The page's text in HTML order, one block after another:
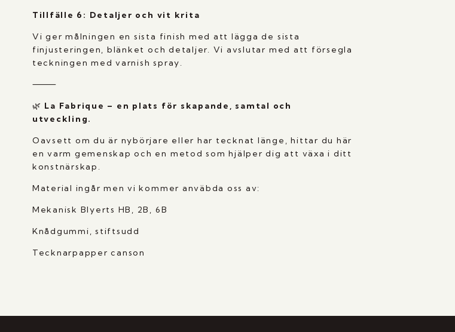
Tillfälle 6: Detaljer och vit krita
Vi ger målningen en sista finish med att lägga de sista
finjusteringen, blänket och detaljer. Vi avslutar med att försegla
teckningen med varnish spray.
⸻
🌿 La Fabrique – en plats för skapande, samtal och
utveckling.
Oavsett om du är nybörjare eller har tecknat länge, hittar du här
en varm gemenskap och en metod som hjälper dig att växa i ditt
konstnärskap.
Material ingår men vi kommer anväbda oss av:
Mekanisk Blyerts HB, 2B, 6B
Knådgummi, stiftsudd
Tecknarpapper canson